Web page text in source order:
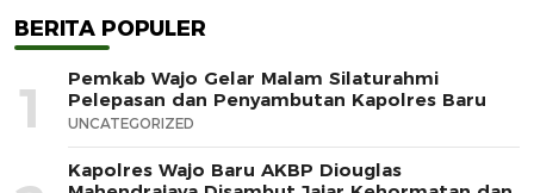
BERITA POPULER
1
Pemkab Wajo Gelar Malam Silaturahmi
Pelepasan dan Penyambutan Kapolres Baru
UNCATEGORIZED
Kapolres Wajo Baru AKBP Diouglas